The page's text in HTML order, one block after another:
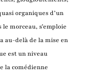
organiques d’un
morceau, s’emploie
au-delà de la mise en
est un niveau
la comédienne